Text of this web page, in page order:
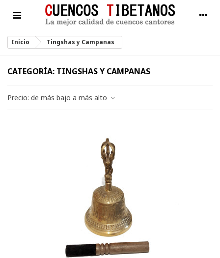
Inicio Tingshas y Campanas
CATEGORÍA: TINGSHAS Y CAMPANAS
Precio: de más bajo a más alto